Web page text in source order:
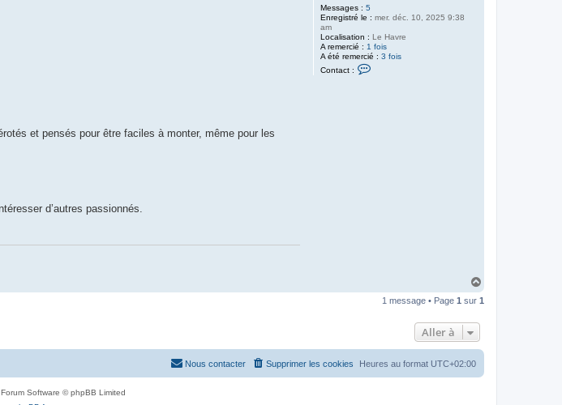
Messages : 5
Enregistré le : mer. déc. 10, 2025 9:38
am
Localisation : Le Havre
A remercié : 1 fois
A été remercié : 3 fois
Contact :
et pensés pour être faciles à monter, même pour les
d’autres passionnés.
u
1 message • Page 1 sur 1
Aller à
Heures au format UTC+02:00
Supprimer les cookies
Nous contacter
Software © phpBB Limited